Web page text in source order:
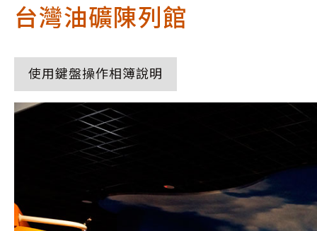
台灣油礦陳列館
使用鍵盤操作相簿說明